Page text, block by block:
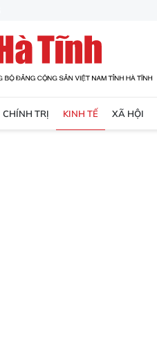
CHÍNH TRỊ KINH TẾ XÃ HỘI